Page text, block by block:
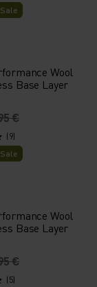
Wool
Base Layer
€
(9)
Wool
Base Layer
€
(5)